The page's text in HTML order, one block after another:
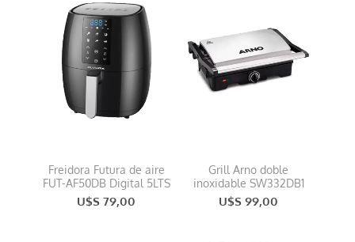
Freidora Futura de aire
FUT-AF50DB Digital 5LTS
U$S 79,00
Grill Arno doble
inoxidable SW332DB1
U$S 99,00